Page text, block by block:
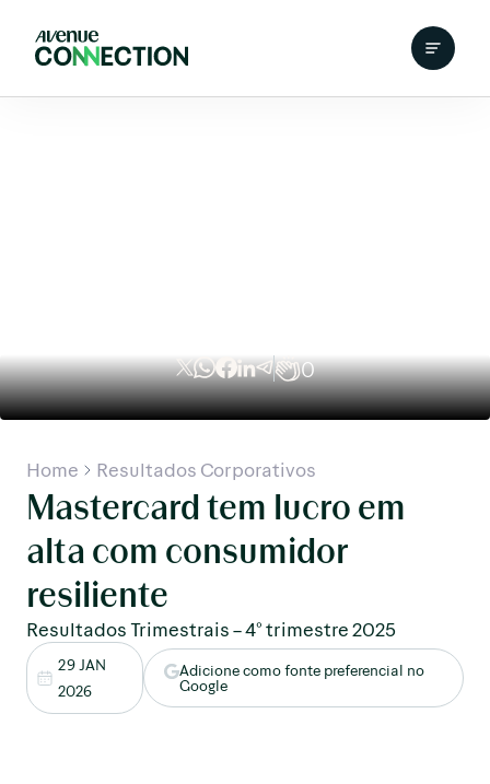
0
Home Resultados Corporativos
Mastercard tem lucro em
alta com consumidor
resiliente
Resultados Trimestrais – 4° trimestre 2025
29 JAN
2026
Adicione como fonte preferencial no
Google